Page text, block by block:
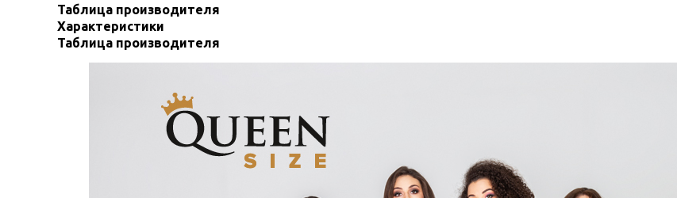
Таблица производителя
Характеристики
Таблица производителя